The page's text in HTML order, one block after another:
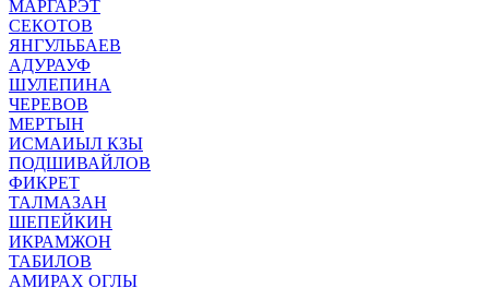
МАРГАРЭТ
СЕКОТОВ
ЯНГУЛЬБАЕВ
АДУРАУФ
ШУЛЕПИНА
ЧЕРЕВОВ
МЕРТЫН
ИСМАИЫЛ КЗЫ
ПОДШИВАЙЛОВ
ФИКРЕТ
ТАЛМАЗАН
ШЕПЕЙКИН
ИКРАМЖОН
ТАБИЛОВ
АМИРАХ ОГЛЫ